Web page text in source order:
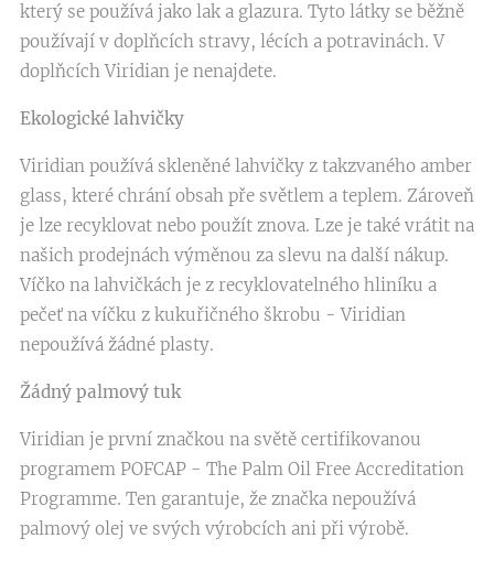
který se používá jako lak a glazura. Tyto látky se běžně
používají v doplňcích stravy, lécích a potravinách. V
doplňcích Viridian je nenajdete.
Ekologické lahvičky
Viridian používá skleněné lahvičky z takzvaného amber
glass, které chrání obsah pře světlem a teplem. Zároveň
je lze recyklovat nebo použít znova. Lze je také vrátit na
našich prodejnách výměnou za slevu na další nákup.
Víčko na lahvičkách je z recyklovatelného hliníku a
pečeť na víčku z kukuřičného škrobu - Viridian
nepoužívá žádné plasty.
Žádný palmový tuk
Viridian je první značkou na světě certifikovanou
programem POFCAP - The Palm Oil Free Accreditation
Programme. Ten garantuje, že značka nepoužívá
palmový olej ve svých výrobcích ani při výrobě.